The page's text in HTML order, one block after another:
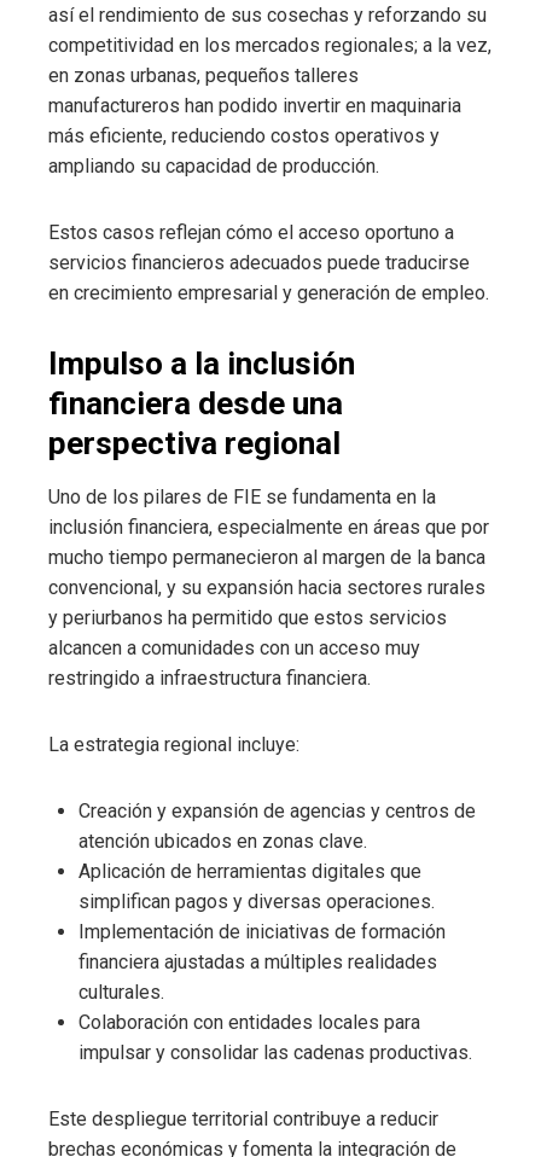
así el rendimiento de sus cosechas y reforzando su
competitividad en los mercados regionales; a la vez,
en zonas urbanas, pequeños talleres
manufactureros han podido invertir en maquinaria
más eficiente, reduciendo costos operativos y
ampliando su capacidad de producción.
Estos casos reflejan cómo el acceso oportuno a
servicios financieros adecuados puede traducirse
en crecimiento empresarial y generación de empleo.
Impulso a la inclusión
financiera desde una
perspectiva regional
Uno de los pilares de FIE se fundamenta en la
inclusión financiera, especialmente en áreas que por
mucho tiempo permanecieron al margen de la banca
convencional, y su expansión hacia sectores rurales
y periurbanos ha permitido que estos servicios
alcancen a comunidades con un acceso muy
restringido a infraestructura financiera.
La estrategia regional incluye:
Creación y expansión de agencias y centros de
atención ubicados en zonas clave.
Aplicación de herramientas digitales que
simplifican pagos y diversas operaciones.
Implementación de iniciativas de formación
financiera ajustadas a múltiples realidades
culturales.
Colaboración con entidades locales para
impulsar y consolidar las cadenas productivas.
Este despliegue territorial contribuye a reducir
brechas económicas y fomenta la integración de